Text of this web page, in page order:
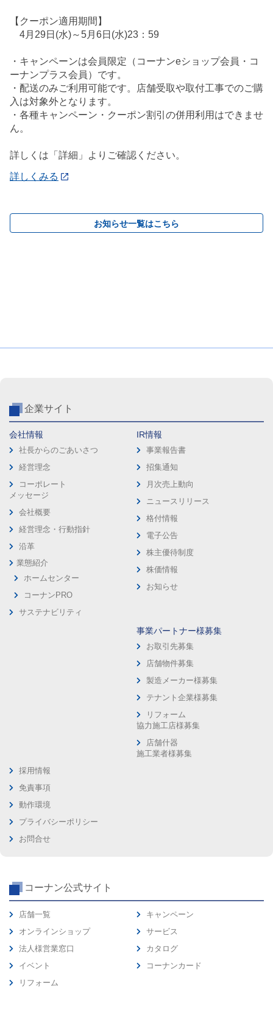
【クーポン適用期間】
4月29日(水)～5月6日(水)23：59
・キャンペーンは会員限定（コーナンeショップ会員・コ
ーナンプラス会員）です。
・配送のみご利用可能です。店舗受取や取付工事でのご購
入は対象外となります。
・各種キャンペーン・クーポン割引の併用利用はできませ
ん。
詳しくは「詳細」よりご確認ください。
詳しくみる
お知らせ一覧はこちら
企業サイト
会社情報
社長からのごあいさつ
経営理念
コーポレート
メッセージ
会社概要
経営理念・行動指針
沿革
業態紹介
ホームセンター
コーナンPRO
サステナビリティ
IR情報
事業報告書
招集通知
月次売上動向
ニュースリリース
格付情報
電子公告
株主優待制度
株価情報
お知らせ
事業パートナー様募集
お取引先募集
店舗物件募集
製造メーカー様募集
テナント企業様募集
リフォーム
協力施工店様募集
店舗什器
施工業者様募集
採用情報
免責事項
動作環境
プライバシーポリシー
お問合せ
コーナン公式サイト
店舗一覧
オンラインショップ
法人様営業窓口
イベント
リフォーム
キャンペーン
サービス
カタログ
コーナンカード